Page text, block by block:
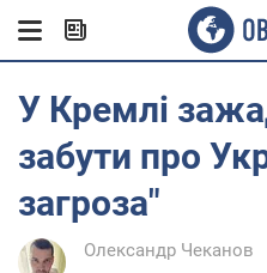
У Кремлі
забути про
загроза"
Олександр Чеканов